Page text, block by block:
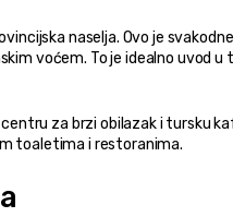
naselja. Ovo je
voćem. To je idealno uvod u
za brzi obilazak i tursku
toaletima i restoranima.